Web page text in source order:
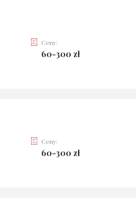
Ceny:
60-300 zł
Ceny:
60-300 zł